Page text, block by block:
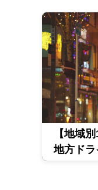
【地域
地方ド